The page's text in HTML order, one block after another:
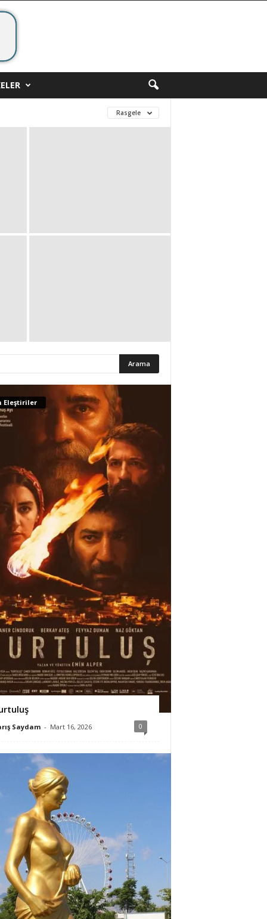
Rasgele
Eleştiriler
Saydam - Mart 16, 2026 0